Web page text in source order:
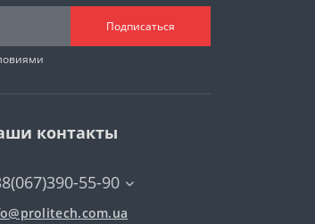
Подписаться
контакты
55-90